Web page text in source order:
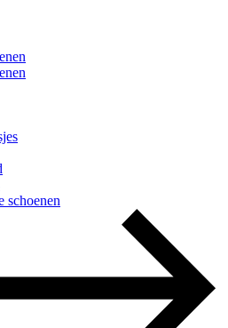
schoenen